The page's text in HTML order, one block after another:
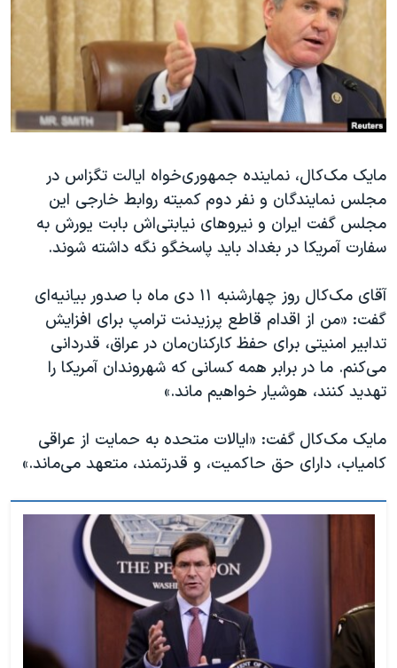
فرهنگ و زندگی
حقوق شهروندی
اقتصادی
علم و فناوری
گالری عکس
آرشیو پخش زنده
مستندها
انتخابات ریاست جمهوری آمریکا ۲۰۲۴
حمله جمهوری اسلامی به اسرائیل
رمز مهسا
اعتراضات زن، زندگی، آزادی
مجموعه مستندهای دادخواهی
تریبونال مردمی آبان ۹۸
چهل سال گروگان‌گیری
قانون شفافیت دارائی کادر رهبری ایران
اعتراضات مردمی آبان ۹۸
اسرائیل در جنگ
نرگس محمدی برنده جایزه نوبل صلح
همایش محافظه‌کاران آمریکا «سی‌پک»
سفر پرزیدنت ترامپ به چین
دنبال کنید
زبانهای مختلف
مایک مک‌کال، نماینده جمهوری‌خواه ایالت تگزاس در
مجلس نمایندگان و نفر دوم کمیته روابط خارجی این
مجلس گفت ایران و نیروهای نیابتی‌اش بابت یورش به
سفارت آمریکا در بغداد باید پاسخگو نگه داشته شوند.
آقای مک‌کال روز چهارشنبه ۱۱ دی ماه با صدور بیانیه‌ای
گفت: «من از اقدام قاطع پرزیدنت ترامپ برای افزایش
تدابیر امنیتی برای حفظ کارکنان‌مان در عراق، قدردانی‌
می‌کنم. ما در برابر همه کسانی که شهروندان آمریکا را
تهدید کنند، هوشیار خواهیم ماند.»
مایک مک‌کال گفت: «ایالات متحده به حمایت از عراقی
کامیاب، دارای حق حاکمیت، و قدرتمند، متعهد می‌ماند.»